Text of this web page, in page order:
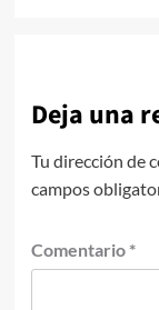
Deja una
Tu dirección de
campos
Comentario *